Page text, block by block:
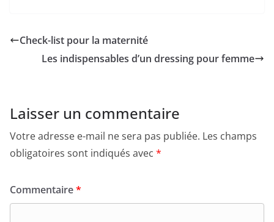
Check-list pour la maternité
Les indispensables d’un dressing pour femme
Laisser un commentaire
Votre adresse e-mail ne sera pas publiée. Les champs
obligatoires sont indiqués avec *
Commentaire*